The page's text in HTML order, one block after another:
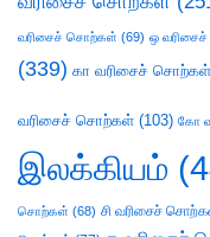
வரிசைச் சொற்கள் (69) ஒ
(339) கா வரிசைச் சொற்கள்
வரிசைச் சொற்கள் (103) கோ
இலக்கியம்
சொற்கள் (68) சி வரிசைச்